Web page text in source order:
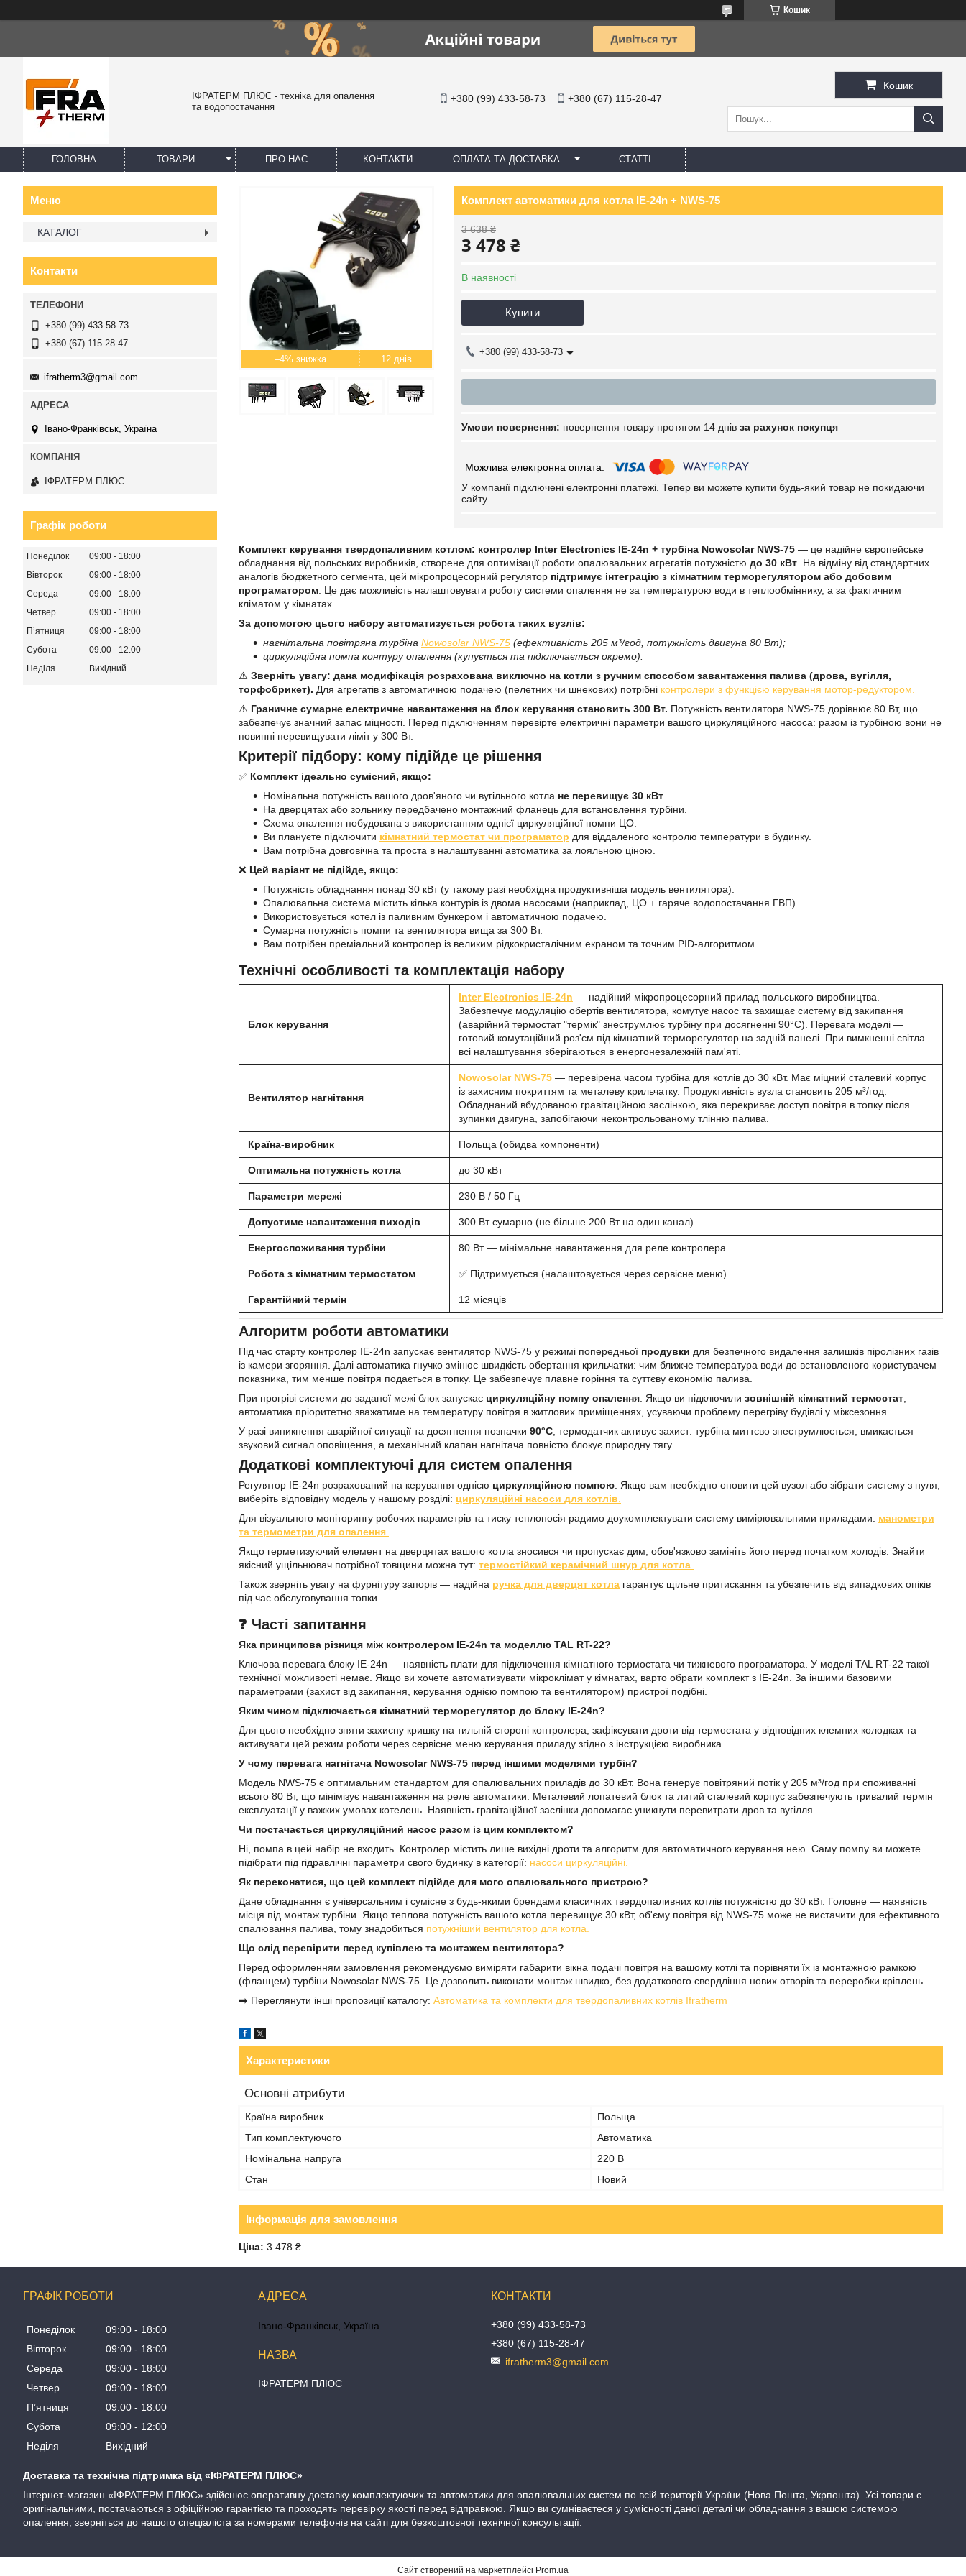
Кошик
ІФРАТЕРМ ПЛЮС - техніка для опалення
та водопостачання
+380 (99) 433-58-73 +380 (67) 115-28-47
Кошик
ГОЛОВНА ТОВАРИ ПРО НАС КОНТАКТИ ОПЛАТА ТА ДОСТАВКА СТАТТІ
–4% 12 днів
Комплект автоматики для котла IE-24n + NWS-75
3 638 ₴
3 478 ₴
В наявності
Купити
+380 (99) 433-58-73
повернення товару протягом 14 днів за рахунок покупця
У компанії підключені електронні платежі. Тепер ви можете купити будь-який товар не покидаючи
сайту.
Комплект керування твердопаливним котлом: контролер Inter Electronics IE-24n + турбіна Nowosolar NWS-75 — це надійне європейське
обладнання від польських виробників, створене для оптимізації роботи опалювальних агрегатів потужністю до 30 кВт . На відміну від стандартних
аналогів бюджетного сегмента, цей мікропроцесорний регулятор підтримує інтеграцію з кімнатним терморегулятором або добовим
програматором . Це дає можливість налаштовувати роботу системи опалення не за температурою води в теплообміннику, а за фактичним
кліматом у кімнатах.
За допомогою цього набору автоматизується робота таких вузлів:
нагнітальна повітряна турбіна Nowosolar NWS-75 (ефективність 205 м³/год, потужність двигуна 80 Вт);
циркуляційна помпа контуру опалення (купується та підключається окремо).
⚠️ Зверніть увагу: дана модифікація розрахована виключно на котли з ручним способом завантаження палива (дрова, вугілля,
торфобрикет). Для агрегатів з автоматичною подачею (пелетних чи шнекових) потрібні контролери з функцією керування мотор-редуктором.
⚠️ Граничне сумарне електричне навантаження на блок керування становить 300 Вт. Потужність вентилятора NWS-75 дорівнює 80 Вт, що
забезпечує значний запас міцності. Перед підключенням перевірте електричні параметри вашого циркуляційного насоса: разом із турбіною вони не
повинні перевищувати ліміт у 300 Вт.
Критерії підбору: кому підійде це рішення
✅ Комплект ідеально сумісний, якщо:
Номінальна потужність вашого дров'яного чи вугільного котла не перевищує 30 кВт
На дверцятах або зольнику передбачено монтажний фланець для встановлення турбіни.
Схема опалення побудована з використанням однієї циркуляційної помпи ЦО.
Ви плануєте підключити кімнатний термостат чи програматор для віддаленого контролю температури в будинку.
Вам потрібна довговічна та проста в налаштуванні автоматика за лояльною ціною.
❌ Цей варіант не підійде, якщо:
Потужність обладнання понад 30 кВт (у такому разі необхідна продуктивніша модель вентилятора).
Опалювальна система містить кілька контурів із двома насосами (наприклад, ЦО + гаряче водопостачання ГВП).
Використовується котел із паливним бункером і автоматичною подачею.
Сумарна потужність помпи та вентилятора вища за 300 Вт.
Вам потрібен преміальний контролер із великим рідкокристалічним екраном та точним PID-алгоритмом.
Технічні особливості та комплектація набору
Блок керування
Inter Electronics IE-24n — надійний мікропроцесорний прилад польського виробництва.
Забезпечує модуляцію обертів вентилятора, комутує насос та захищає систему від закипання
(аварійний термостат "термік" знеструмлює турбіну при досягненні 90°C). Перевага моделі —
готовий комутаційний роз'єм під кімнатний терморегулятор на задній панелі. При вимкненні світла
всі налаштування зберігаються в енергонезалежній пам'яті.
Вентилятор нагнітання
Nowosolar NWS-75 — перевірена часом турбіна для котлів до 30 кВт. Має міцний сталевий корпус
із захисним покриттям та металеву крильчатку. Продуктивність вузла становить 205 м³/год.
Обладнаний вбудованою гравітаційною заслінкою, яка перекриває доступ повітря в топку після
зупинки двигуна, запобігаючи неконтрольованому тлінню палива.
Країна-виробник Польща (обидва компоненти)
Оптимальна потужність котла до 30 кВт
Параметри мережі 230 В / 50 Гц
Допустиме навантаження виходів 300 Вт сумарно (не більше 200 Вт на один канал)
Енергоспоживання турбіни 80 Вт — мінімальне навантаження для реле контролера
Робота з кімнатним термостатом ✅ Підтримується (налаштовується через сервісне меню)
Гарантійний термін 12 місяців
Алгоритм роботи автоматики
Під час старту контролер IE-24n запускає вентилятор NWS-75 у режимі попередньої продувки для безпечного видалення залишків піролізних газів
із камери згоряння. Далі автоматика гнучко змінює швидкість обертання крильчатки: чим ближче температура води до встановленого користувачем
показника, тим менше повітря подається в топку. Це забезпечує плавне горіння та суттєву економію палива.
При прогріві системи до заданої межі блок запускає циркуляційну помпу опалення. Якщо ви підключили зовнішній кімнатний термостат,
автоматика пріоритетно зважатиме на температуру повітря в житлових приміщеннях, усуваючи проблему перегріву будівлі у міжсезоння.
У разі виникнення аварійної ситуації та досягнення позначки 90°C, термодатчик активує захист: турбіна миттєво знеструмлюється, вмикається
звуковий сигнал оповіщення, а механічний клапан нагнітача повністю блокує природну тягу.
Додаткові комплектуючі для систем опалення
Регулятор IE-24n розрахований на керування однією циркуляційною помпою. Якщо вам необхідно оновити цей вузол або зібрати систему з нуля,
виберіть відповідну модель у нашому розділі: циркуляційні насоси для котлів.
Для візуального моніторингу робочих параметрів та тиску теплоносія радимо доукомплектувати систему вимірювальними приладами: манометри
та термометри для опалення.
Якщо герметизуючий елемент на дверцятах вашого котла зносився чи пропускає дим, обов'язково замініть його перед початком холодів. Знайти
якісний ущільнювач потрібної товщини можна тут: термостійкий керамічний шнур для котла.
Також зверніть увагу на фурнітуру запорів — надійна ручка для дверцят котла гарантує щільне притискання та убезпечить від випадкових опіків
під час обслуговування топки.
❓ Часті запитання
Яка принципова різниця між контролером IE-24n та моделлю TAL RT-22?
Ключова перевага блоку IE-24n — наявність плати для підключення кімнатного термостата чи тижневого програматора. У моделі TAL RT-22 такої
технічної можливості немає. Якщо ви хочете автоматизувати мікроклімат у кімнатах, варто обрати комплект з IE-24n. За іншими базовими
параметрами (захист від закипання, керування однією помпою та вентилятором) пристрої подібні.
Яким чином підключається кімнатний терморегулятор до блоку IE-24n?
Для цього необхідно зняти захисну кришку на тильній стороні контролера, зафіксувати дроти від термостата у відповідних клемних колодках та
активувати цей режим роботи через сервісне меню керування приладу згідно з інструкцією виробника.
У чому перевага нагнітача Nowosolar NWS-75 перед іншими моделями турбін?
Модель NWS-75 є оптимальним стандартом для опалювальних приладів до 30 кВт. Вона генерує повітряний потік у 205 м³/год при споживанні
всього 80 Вт, що мінімізує навантаження на реле автоматики. Металевий лопатевий блок та литий сталевий корпус забезпечують тривалий термін
експлуатації у важких умовах котелень. Наявність гравітаційної заслінки допомагає уникнути перевитрати дров та вугілля.
Чи постачається циркуляційний насос разом із цим комплектом?
Ні, помпа в цей набір не входить. Контролер містить лише вихідні дроти та алгоритм для автоматичного керування нею. Саму помпу ви можете
підібрати під гідравлічні параметри свого будинку в категорії: насоси циркуляційні.
Як переконатися, що цей комплект підійде для мого опалювального пристрою?
Дане обладнання є універсальним і сумісне з будь-якими брендами класичних твердопаливних котлів потужністю до 30 кВт. Головне — наявність
місця під монтаж турбіни. Якщо теплова потужність вашого котла перевищує 30 кВт, об'єму повітря від NWS-75 може не вистачити для ефективного
спалювання палива, тому знадобиться потужніший вентилятор для котла.
Що слід перевірити перед купівлею та монтажем вентилятора?
Перед оформленням замовлення рекомендуємо виміряти габарити вікна подачі повітря на вашому котлі та порівняти їх із монтажною рамкою
(фланцем) турбіни Nowosolar NWS-75. Це дозволить виконати монтаж швидко, без додаткового свердління нових отворів та переробки кріплень.
➡️ Переглянути інші пропозиції каталогу: Автоматика та комплекти для твердопаливних котлів Ifratherm
Характеристики
Основні атрибути
Країна виробник
Польща
Тип комплектуючого
Автоматика
Номінальна напруга
220 В
Стан
Новий
Інформація для замовлення
Ціна: 3 478 ₴
КАТАЛОГ
Контакти
+380 (99) 433-58-73
+380 (67) 115-28-47
ifratherm3@gmail.com
Івано-Франківськ, Україна
ІФРАТЕРМ ПЛЮС
Графік роботи
Понеділок 09:00
18:00
Вівторок
09:00
18:00
Середа
09:00
18:00
Четвер
09:00
18:00
Пʼятниця
09:00
18:00
Субота
09:00
12:00
Неділя
Вихідний
ГРАФІК РОБОТИ
Понеділок 09:00
18:00
Вівторок
09:00
18:00
Середа
09:00
18:00
Четвер
09:00
18:00
Пʼятниця
09:00
18:00
Субота
09:00
12:00
Неділя
Вихідний
Івано-Франківськ, Україна
ІФРАТЕРМ ПЛЮС
+380 (99) 433-58-73
+380 (67) 115-28-47
ifratherm3@gmail.com
Доставка та технічна підтримка від «ІФРАТЕРМ ПЛЮС»
Інтернет-магазин «ІФРАТЕРМ ПЛЮС» здійснює оперативну доставку комплектуючих та автоматики для опалювальних систем по всій території України (Нова Пошта, Укрпошта). Усі товари є
оригінальними, постачаються з офіційною гарантією та проходять перевірку якості перед відправкою. Якщо ви сумніваєтеся у сумісності даної деталі чи обладнання з вашою системою
опалення, зверніться до нашого спеціаліста за номерами телефонів на сайті для безкоштовної технічної консультації.
Сайт створений на маркетплейсі Prom.ua